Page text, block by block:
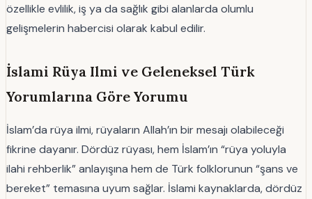
özellikle evlilik, iş ya da sağlık gibi alanlarda olumlu
gelişmelerin habercisi olarak kabul edilir.
İslami Rüya Ilmi ve Geleneksel Türk
Yorumlarına Göre Yorumu
İslam’da rüya ilmi, rüyaların Allah’ın bir mesajı olabileceği
fikrine dayanır. Dördüz rüyası, hem İslam’ın “rüya yoluyla
ilahi rehberlik” anlayışına hem de Türk folklorunun “şans ve
bereket” temasına uyum sağlar. İslami kaynaklarda, dördüz